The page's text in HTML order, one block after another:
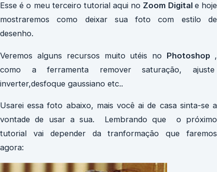
Esse é o meu terceiro tutorial aqui no Zoom Digital e hoje
mostraremos como deixar sua foto com estilo de
desenho.
Veremos alguns recursos muito utéis no Photoshop ,
como a ferramenta remover saturação, ajuste
inverter,desfoque gaussiano etc..
Usarei essa foto abaixo, mais você ai de casa sinta-se a
vontade de usar a sua. Lembrando que o próximo
tutorial vai depender da tranformação que faremos
agora: